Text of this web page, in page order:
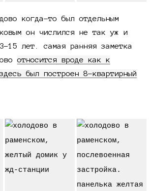
когда-то был отдельным
он числился не так уж и
15 лет. самая ранняя заметка
относится вроде как к
был построен 8-квартирный